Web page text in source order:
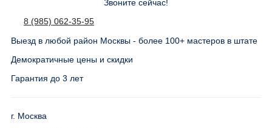
Звоните сейчас!
8 (985) 062-35-95
Выезд в любой район Москвы - более 100+ мастеров в штате
Демократичные цены и скидки
Гарантия до 3 лет
г. Москва